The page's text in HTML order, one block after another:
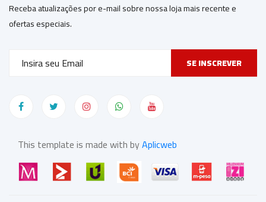
Receba atualizações por e-mail sobre nossa loja mais recente e
ofertas especiais.
SE INSCREVER
This template is made with byAplicweb